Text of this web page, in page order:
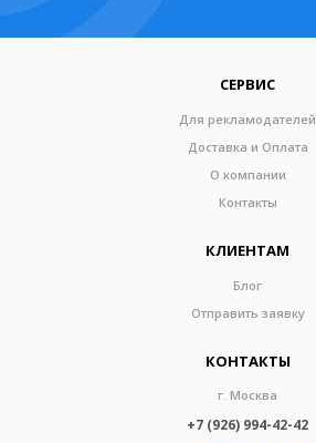
СЕРВИС
Для рекламодателей
Доставка и Оплата
О компании
Контакты
КЛИЕНТАМ
Блог
Отправить заявку
КОНТАКТЫ
г. Москва
+7 (926) 994-42-42